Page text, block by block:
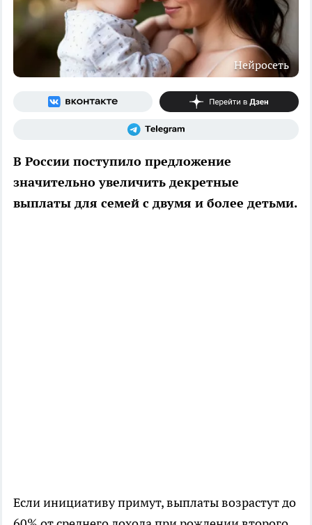
Нейросеть
В России поступило предложение
значительно увеличить декретные
выплаты для семей с двумя и более детьми.
Если инициативу примут, выплаты возрастут до